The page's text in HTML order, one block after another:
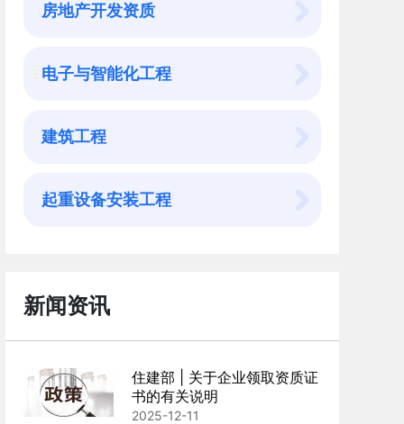
房地产开发资质
电子与智能化工程
建筑工程
起重设备安装工程
新闻资讯
住建部 | 关于企业领取资质证
书的有关说明
2025-12-11